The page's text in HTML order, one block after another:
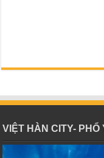
VIỆT HÀN CITY- PHỔ